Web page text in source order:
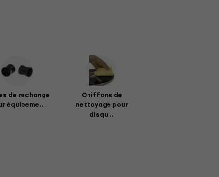
de rechange
équipeme...
Chiffons de
nettoyage pour
disqu...